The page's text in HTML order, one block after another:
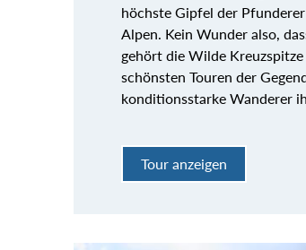
höchste Gipfel der
Alpen. Kein Wunder also,
gehört die Wilde
schönsten Touren der
konditionsstarke Wanderer
Tour anzeigen